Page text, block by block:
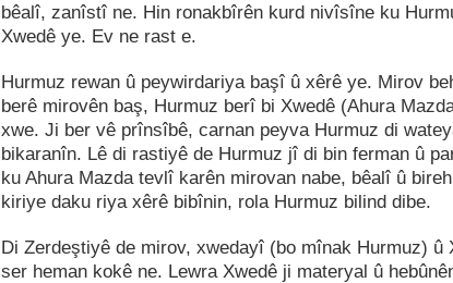
bêalî, zanîstî ne. Hin ronakbîrên kurd nivîsîne ku
Xwedê ye. Ev ne rast e.
Hurmuz rewan û peywirdariya başî û xêrê ye. Mirov
berê mirovên baş, Hurmuz berî bi Xwedê (Ahura
xwe. Ji ber vê prînsîbê, carnan peyva Hurmuz di
bikaranîn. Lê di rastiyê de Hurmuz jî di bin ferman û
ku Ahura Mazda tevlî karên mirovan nabe, bêalî û
kiriye daku riya xêrê bibînin, rola Hurmuz bilind dibe.
Di Zerdeştiyê de mirov, xwedayî (bo mînak Hurmuz) û
ser heman kokê ne. Lewra Xwedê ji materyal û